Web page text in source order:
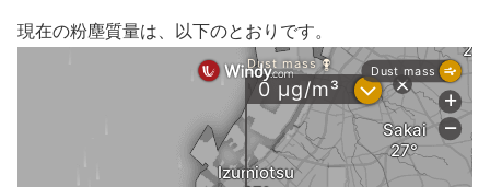
現在の粉塵質量は、以下のとおりです。